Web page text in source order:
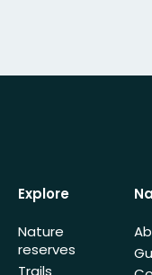
Explore
Nature
reserves
Trails